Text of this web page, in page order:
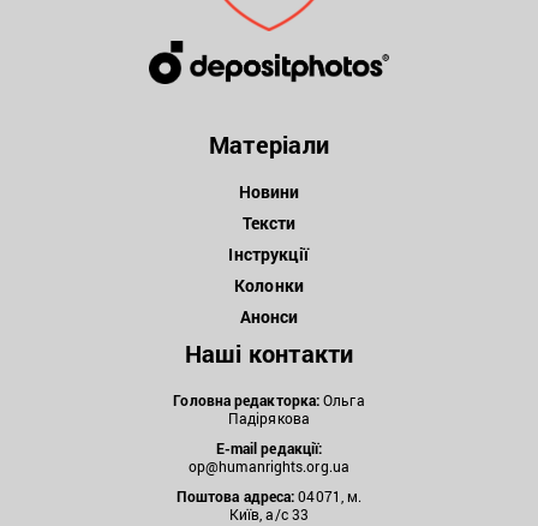
Матеріали
Новини
Тексти
Інструкції
Колонки
Анонси
Наші контакти
Головна редакторка:Ольга
Падірякова
E-mail редакції:
op@humanrights.org.ua
Поштова адреса:04071, м.
Київ, а/с 33